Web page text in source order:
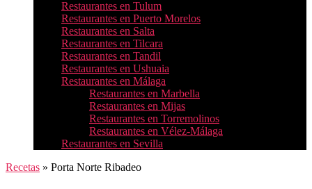
Restaurantes en Tulum
Restaurantes en Puerto Morelos
Restaurantes en Salta
Restaurantes en Tilcara
Restaurantes en Tandil
Restaurantes en Ushuaia
Restaurantes en Málaga
Restaurantes en Marbella
Restaurantes en Mijas
Restaurantes en Torremolinos
Restaurantes en Vélez-Málaga
Restaurantes en Sevilla
Recetas » Porta Norte Ribadeo